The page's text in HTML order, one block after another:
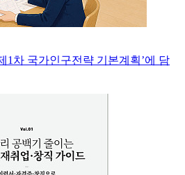
1차 국가인구전략 기본계획’에 담